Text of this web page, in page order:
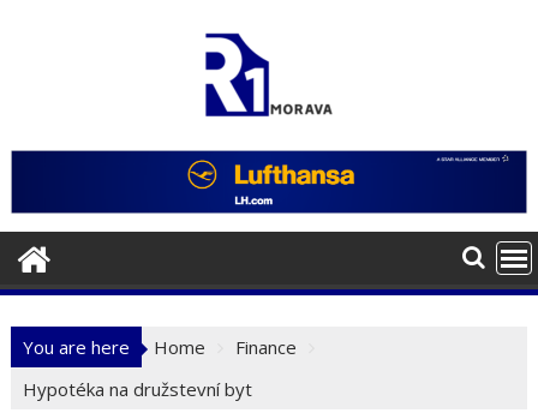
You are here Home
Finance
Hypotéka na družstevní byt